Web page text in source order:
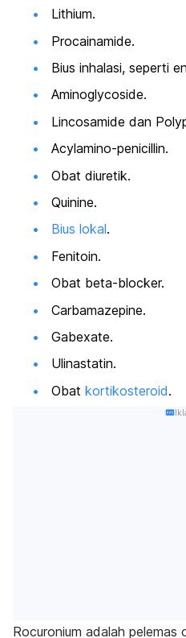
Lithium.
Procainamide.
Bius inhalasi, seperti
Aminoglycoside.
Lincosamide dan
Acylamino-penicillin.
Obat diuretik.
Quinine.
Bius lokal.
Fenitoin.
Obat beta-blocker.
Carbamazepine.
Gabexate.
Ulinastatin.
Obat kortikosteroid.
Rocuronium adalah pelemas